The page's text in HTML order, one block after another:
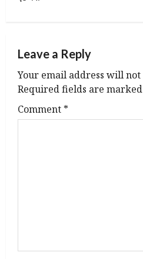
v
i
g
Leave a Reply
Your email address will
Required fields are marked
Comment *